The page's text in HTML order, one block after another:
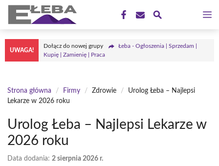
Przejdź
treści
UWAGA!
Dołącz do nowej grupy
Łeba - Ogłoszenia | Sprzedam |
Kupię | Zamienię | Praca
Strona główna / Firmy / Zdrowie /
Urolog Łeba – Najlepsi
Lekarze w 2026 roku
Urolog Łeba – Najlepsi Lekarze w
2026 roku
Data dodania: 2 sierpnia 2026 r.